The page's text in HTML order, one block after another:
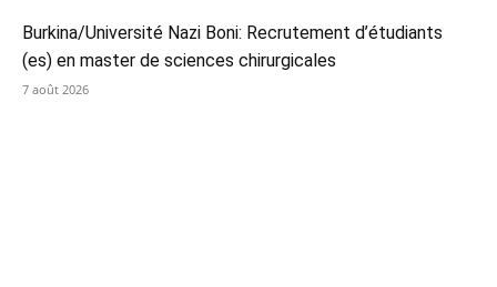
Burkina/Université Nazi Boni: Recrutement d’étudiants
(es) en master de sciences chirurgicales
7 août 2026